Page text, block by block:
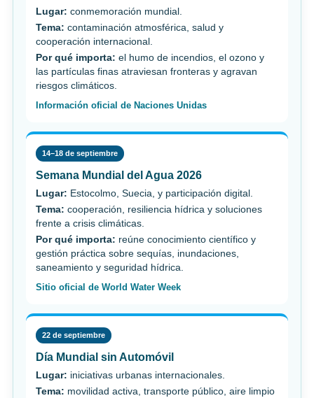
Lugar: conmemoración mundial.
Tema: contaminación atmosférica, salud y
cooperación internacional.
Por qué importa: el humo de incendios, el ozono y
las partículas finas atraviesan fronteras y agravan
riesgos climáticos.
Información oficial de Naciones Unidas
14–18 de septiembre
Semana Mundial del Agua 2026
Lugar: Estocolmo, Suecia, y participación digital.
Tema: cooperación, resiliencia hídrica y soluciones
frente a crisis climáticas.
Por qué importa: reúne conocimiento científico y
gestión práctica sobre sequías, inundaciones,
saneamiento y seguridad hídrica.
Sitio oficial de World Water Week
22 de septiembre
Día Mundial sin Automóvil
Lugar: iniciativas urbanas internacionales.
Tema: movilidad activa, transporte público, aire limpio